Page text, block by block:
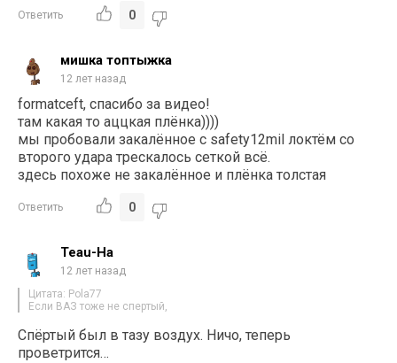
Ответить 0
мишка топтыжка
12 лет назад
formatceft, спасибо за видео!
там какая то аццкая плёнка))))
мы пробовали закалённое с safety12mil локтём со
второго удара трескалось сеткой всё.
здесь похоже не закалённое и плёнка толстая
Ответить 0
Teau-Ha
12 лет назад
Цитата: Pola77
Если ВАЗ тоже не спертый,
Спёртый был в тазу воздух. Ничо, теперь
проветрится…